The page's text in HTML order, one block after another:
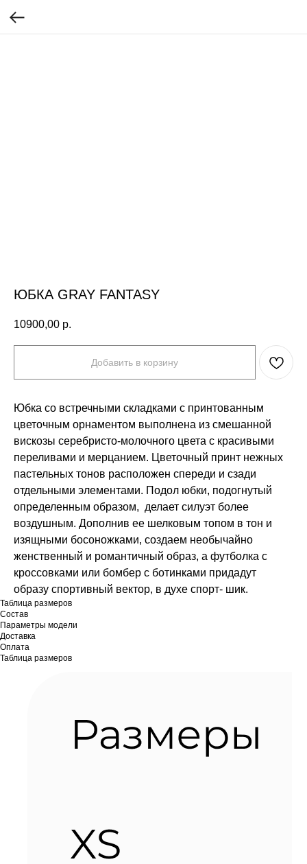
ЮБКА GRAY FANTASY
10900,00 р.
Добавить в корзину
Юбка со встречными складками с принтованным
цветочным орнаментом выполнена из смешанной
вискозы серебристо-молочного цвета с красивыми
переливами и мерцанием. Цветочный принт нежных
пастельных тонов расположен спереди и сзади
отдельными элементами. Подол юбки, подогнутый
определенным образом, делает силуэт более
воздушным. Дополнив ее шелковым топом в тон и
изящными босоножками, создаем необычайно
женственный и романтичный образ, а футболка с
кроссовками или бомбер с ботинками придадут
образу спортивный вектор, в духе спорт- шик.
Таблица размеров
Состав
Параметры модели
Доставка
Оплата
Таблица размеров